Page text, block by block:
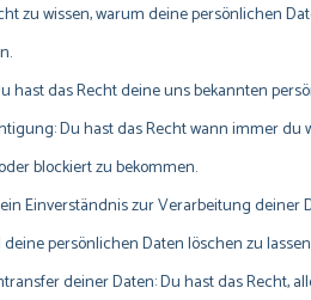
zu wissen, warum deine persönlichen
hast das Recht deine uns bekannten
Du hast das Recht wann immer
blockiert zu bekommen.
Einverständnis zur Verarbeitung deiner
persönlichen Daten löschen zu
deiner Daten: Du hast das Recht,